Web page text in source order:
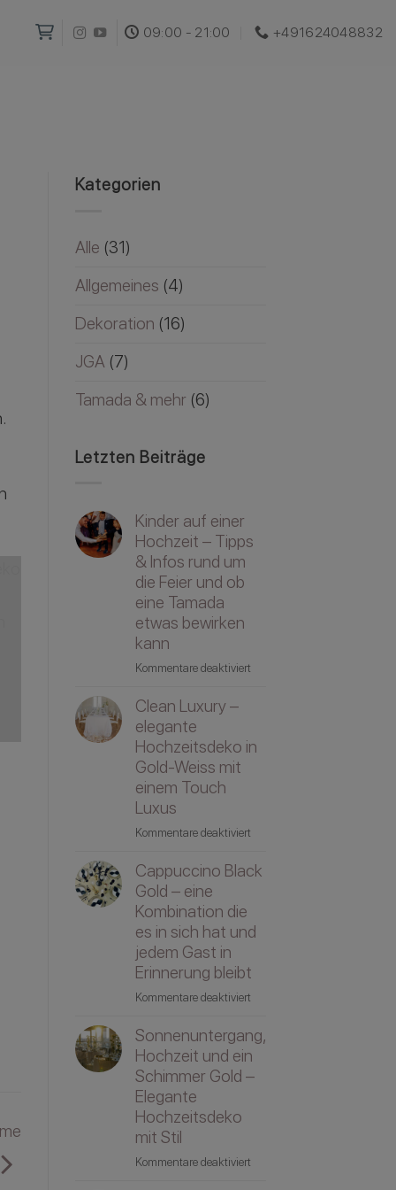
09:00 - 21:00 +491624048832‬
Kategorien
Alle (31)
Allgemeines (4)
Dekoration (16)
JGA(7)
Tamada & mehr (6)
Letzten Beiträge
Kinder auf einer
Hochzeit – Tipps
& Infos rund um
die Feier und ob
eine Tamada
etwas bewirken
kann
Kommentare deaktiviertfür
Hochzeit
rund
die
ob
etwas
bewirken
Clean Luxury –
elegante
Hochzeitsdeko in
Gold-Weiss mit
einem Touch
Luxus
Kommentare deaktiviertfür
Luxury
Hochzeitsdeko
in
Weiss
mit
Touch
Luxus
Cappuccino Black
Gold – eine
Kombination die
es in sich hat und
jedem Gast in
Erinnerung bleibt
Kommentare deaktiviertfür
Black
Gold
in
Sonnenuntergang,
Hochzeit und ein
Schimmer Gold –
Elegante
Hochzeitsdeko
mit Stil
Kommentare deaktiviertfür